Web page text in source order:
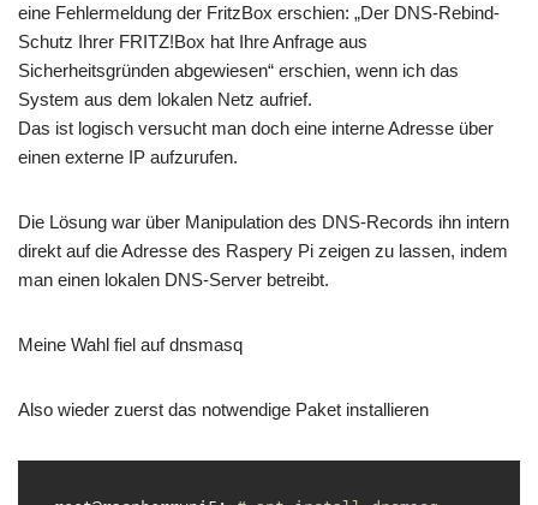
eine Fehlermeldung der FritzBox erschien: „Der DNS-Rebind-
Schutz Ihrer FRITZ!Box hat Ihre Anfrage aus
Sicherheitsgründen abgewiesen“ erschien, wenn ich das
System aus dem lokalen Netz aufrief.
Das ist logisch versucht man doch eine interne Adresse über
einen externe IP aufzurufen.
Die Lösung war über Manipulation des DNS-Records ihn intern
direkt auf die Adresse des Raspery Pi zeigen zu lassen, indem
man einen lokalen DNS-Server betreibt.
Meine Wahl fiel auf dnsmasq
Also wieder zuerst das notwendige Paket installieren